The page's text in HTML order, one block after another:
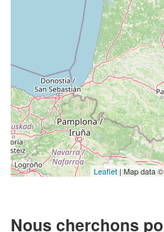
Leaflet | Map data ©
Nous cherchons